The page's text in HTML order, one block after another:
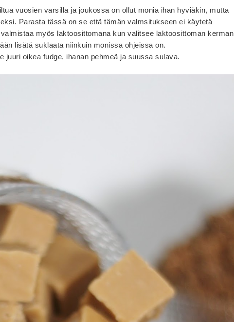
vuosien varsilla ja joukossa on ollut monia ihan hyviäkin, mutta
Parasta tässä on se että tämän valmsitukseen ei käytetä
myös laktoosittomana kun valitsee laktoosittoman kerman
lisätä suklaata niinkuin monissa ohjeissa on.
juuri oikea fudge, ihanan pehmeä ja suussa sulava.